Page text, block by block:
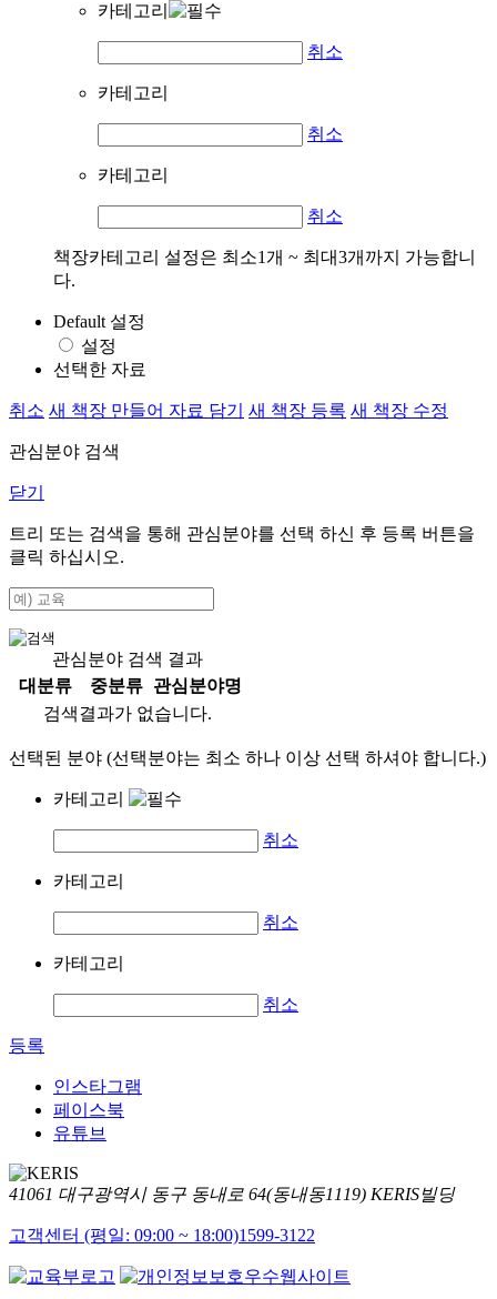
카테고리
취소
카테고리
취소
카테고리
취소
책장카테고리 설정은 최소1개 ~ 최대3개까지 가능합니
다.
Default 설정
설정
선택한 자료
취소 새 책장 만들어 자료 담기 새 책장 등록 새 책장 수정
관심분야 검색
닫기
트리 또는 검색을 통해 관심분야를 선택 하신 후 등록 버튼을
클릭 하십시오.
관심분야 검색 결과
대분류
중분류
관심분야명
검색결과가 없습니다.
선택된 분야 (선택분야는 최소 하나 이상 선택 하셔야 합니다.)
카테고리
취소
카테고리
취소
카테고리
취소
등록
인스타그램
페이스북
유튜브
41061 대구광역시 동구 동내로 64(동내동1119) KERIS빌딩
고객센터 (평일: 09:00 ~ 18:00)1599-3122